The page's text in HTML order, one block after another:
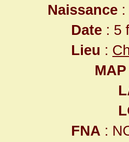
Naissance :
Date : 5
Lieu :
MAP
FNA :